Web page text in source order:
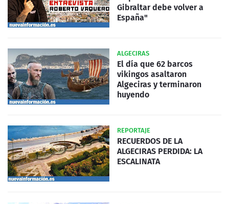
Gibraltar debe volver a
España"
ALGECIRAS
El día que 62 barcos
vikingos asaltaron
Algeciras y terminaron
huyendo
REPORTAJE
RECUERDOS DE LA
ALGECIRAS PERDIDA: LA
ESCALINATA